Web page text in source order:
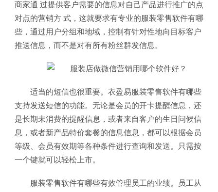
商家通 过提供客户需要的信息对自己产品进行推广的点
对点的营销方 式，这就要求有专业的服装零售软件有哪
些 ，通过用户分组和地域，控制有针对性地向目标客户
推送信息，而不是对有所有粉丝群发信息。
适当的短信也很重要。衣盈易服装零售软件有哪些
支持发送短信的功能。无论是会员的开卡提醒信息，还
是长期未消费的提醒信息，或者来自客户的生日问候信
息，或者新产品特价套餐的信息信息，都可以根据会员
等级、会员有效期等各种条件进行查询和发送。只需按
一个键就可以轻松上市。
服装零售软件有哪些有效管理员工的业绩。员工从